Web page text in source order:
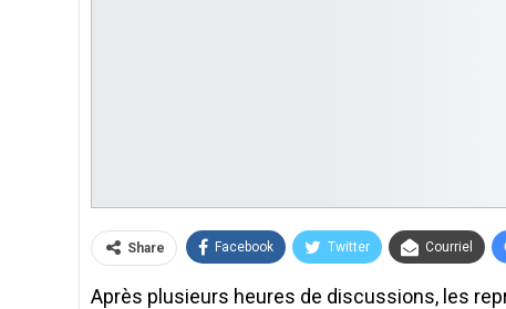
Share Facebook Twitter Courriel
Après plusieurs heures de discussions, les